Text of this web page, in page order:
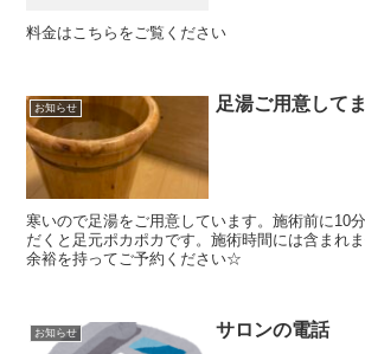
料金はこちらをご覧ください
お知らせ 足湯ご用意して
寒いので足湯をご用意しています。施術前に10
だくと足元ポカポカです。施術時間には含まれ
余裕を持ってご予約ください☆
お知らせ サロンの電話